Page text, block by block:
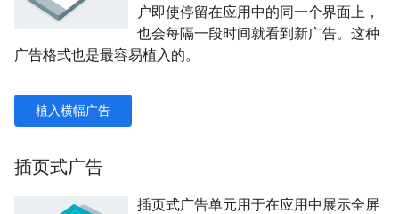
户即使停留在应用中的同一个界面上，
也会每隔一段时间就看到新广告。这种
广告格式也是最容易植入的。
植入横幅广告
插页式广告
插页式广告单元用于在应用中展示全屏